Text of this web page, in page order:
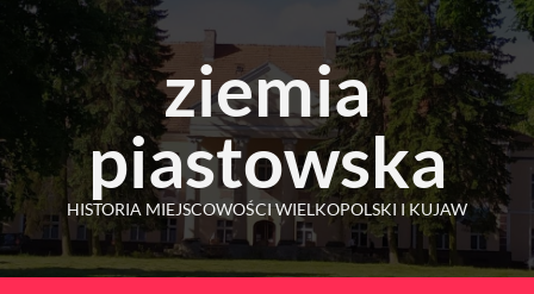
Skip
content
ziemia
piastowska
HISTORIA MIEJSCOWOŚCI WIELKOPOLSKI I KUJAW